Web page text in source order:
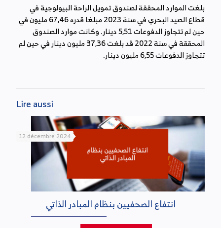
بلغت الموارد المحققة لصندوق تمويل الراحة البيولوجية في
قطاع الصيد البحري في سنة 2023 مبلغا قدره 67,46 مليون في
حين لم تتجاوز الدفوعات 5,51 دينار. وكانت موارد الصندوق
المحققة في سنة 2022 قد بلغت 37,36 مليون دينار في حين لم
تتجاوز الدفوعات 6,55 مليون دينار.
Lire aussi
12 décembre 2024
انتفاع الصحفيين بنظام المبادر الذاتي